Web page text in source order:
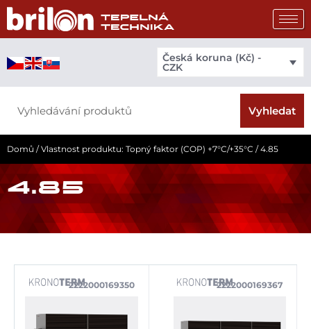
Přeskočit
obsah
Česká koruna (Kč) -
CZK
Vyhledat
Domů / Vlastnost produktu: Topný faktor (COP) +7°C/+35°C / 4.85
4.85
2222000169350 2222000169367